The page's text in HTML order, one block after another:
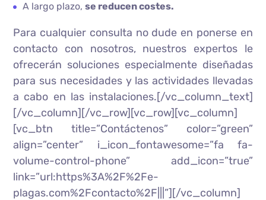
A largo plazo,se reducen costes.
Para cualquier consulta no dude en ponerse en
contacto con nosotros, nuestros expertos le
ofrecerán soluciones especialmente diseñadas
para sus necesidades y las actividades llevadas
a cabo en las instalaciones.[/vc_column_text]
[/vc_column][/vc_row][vc_row][vc_column]
[vc_btn title=”Contáctenos” color=”green”
align=”center” i_icon_fontawesome=”fa fa-
volume-control-phone” add_icon=”true”
link=”url:https%3A%2F%2Fe-
plagas.com%2Fcontacto%2F|||”][/vc_column]